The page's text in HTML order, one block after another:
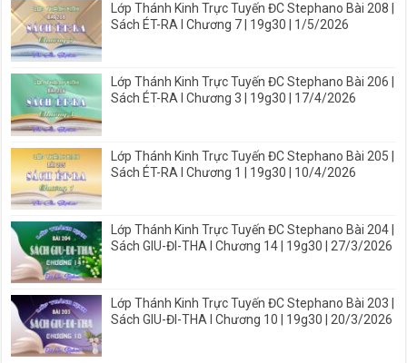
Lớp Thánh Kinh Trực Tuyến ĐC Stephano Bài 208 |
Sách ÉT-RA I Chương 7 | 19g30 | 1/5/2026
Lớp Thánh Kinh Trực Tuyến ĐC Stephano Bài 206 |
Sách ÉT-RA I Chương 3 | 19g30 | 17/4/2026
Lớp Thánh Kinh Trực Tuyến ĐC Stephano Bài 205 |
Sách ÉT-RA I Chương 1 | 19g30 | 10/4/2026
Lớp Thánh Kinh Trực Tuyến ĐC Stephano Bài 204 |
Sách GIU-ĐI-THA I Chương 14 | 19g30 | 27/3/2026
Lớp Thánh Kinh Trực Tuyến ĐC Stephano Bài 203 |
Sách GIU-ĐI-THA I Chương 10 | 19g30 | 20/3/2026